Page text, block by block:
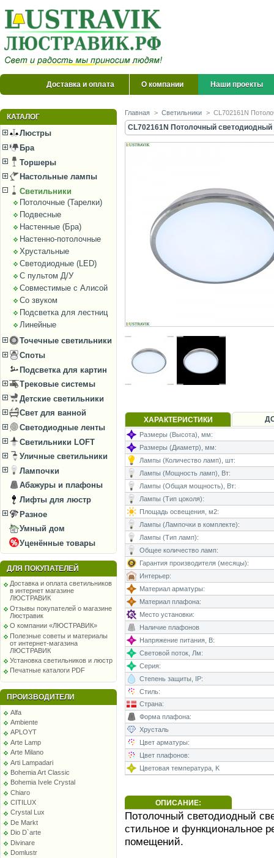
Доставка и оплата О компании Наши проекты
КАТАЛОГ
Люстры
Бра
Торшеры
Настольные лампы
Светильники
Потолочные (Тарелки)
Подвесные
Настенные (Бра)
Настенно-потолочные
Хрустальные
Светодиодные (LED)
С пультом Д/У
Совместимые с Алисой
Со звуком
Подсветка для лестниц
Линейные
Точечные светильники
Споты
Подсветка для картин
Трековые системы
Детские светильники
Свет для ванной
Светодиодные ленты
Светильники LOFT
Уличные светильники
Лампочки
Абажуры и плафоны
Лифты для люстр
Разное
Умный дом
Уценённые товары
ДЛЯ ПОКУПАТЕЛЕЙ
Доставка и оплата светильников
в интернет магазине
ЛЮСТРАВИК
Отзывы покупателей о магазине
Люстравик
О компании «ЛЮСТРАВИК»
Полезные советы и материалы
от интернет-магазина
ЛЮСТРАВИК
Установка светильников и люстр
Печатные каталоги PDF
ПРОИЗВОДИТЕЛИ
Alfa
Ambiente
APLOYT
Arte Lamp
Arte Milano
Arti Lampadari
Bohemia Art Classic
Bohemia Ivele Crystal
Chiaro
CITILUX
Crystal Lux
De Markt
Dio D`arte
Divinare
Domlustr
Главная > Светильники > CL702161N
CL702161N Потолочный светодиодный
ХАРАКТЕРИСТИКИ
Размеры (Высота), мм:
Размеры (Диаметр), мм:
Лампы (Количество ламп), шт:
Лампы (Мощность ламп), Вт:
Лампы (Общая мощность), Вт:
Лампы (Тип цоколя):
Площадь освещения, м2:
Лампы (Лампочки в комплекте):
Лампы (Тип ламп):
Общее количество ламп:
Гарантия производителя (месяцы):
Интерьер:
Материал арматуры:
Материал плафона:
Место установки:
Наличие плафонов
Напряжение питания, В:
Световой поток, Лм:
Серия:
Степень защиты, IP:
Стиль:
Страна:
Форма плафона:
Хрусталь
Цвет арматуры:
Цвет плафонов:
Цветовая температура, K
ОПИСАНИЕ:
Потолочный светодиодный
стильное и функциональное
помещений.